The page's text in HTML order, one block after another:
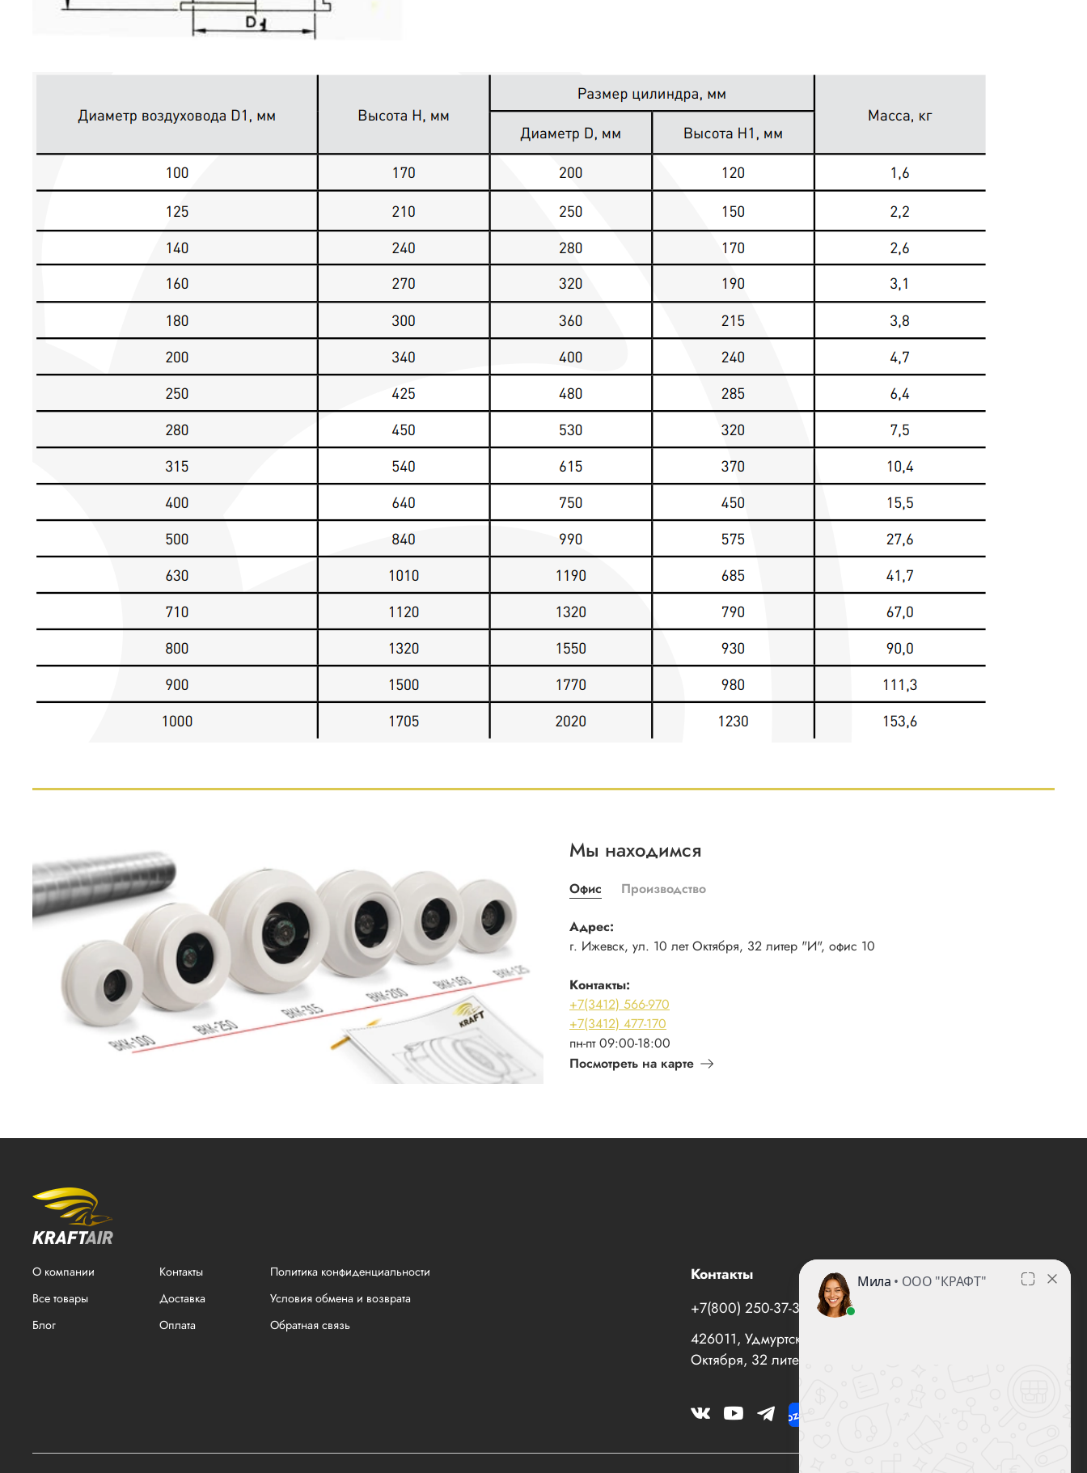
Мы находимся
Офис Производство
Адрес:
г. Ижевск, ул. 10 лет Октября, 32 литер "И", офис 10
Контакты:
+7(3412) 566-970
+7(3412) 477-170
пн-пт 09:00-18:00
Посмотреть на карте
О компании
Все товары
Блог
Контакты
Доставка
Оплата
Политика конфиденциальности
Условия обмена и возврата
Обратная связь
Контакты
+7(800) 250-37-35
office@все-вентиляторы.рф
426011, Удмуртская Республика, г. Ижевск, ул. 10 лет
Октября, 32 литер "И", офис 10